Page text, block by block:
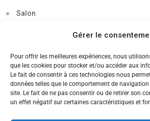
Gérer le
Pour offrir les meilleures expériences, nous
que les cookies pour stocker et/ou accéder aux
Le fait de consentir à ces technologies nous
données telles que le comportement de
site. Le fait de ne pas consentir ou de retirer son
un effet négatif sur certaines caractéristiques et
Salon
Soirée
Sortie découverte
Tau